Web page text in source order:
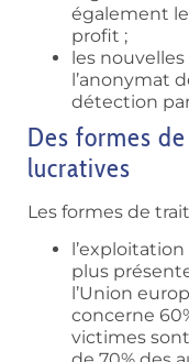
également
profit ;
les
l’anonymat
détection
Des formes
lucratives
Les formes de
plus
l’Union
concerne
victimes